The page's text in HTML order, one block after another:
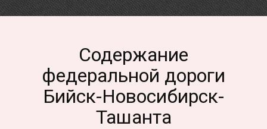
Содержание
федеральной дороги
Бийск-Новосибирск-
Ташанта